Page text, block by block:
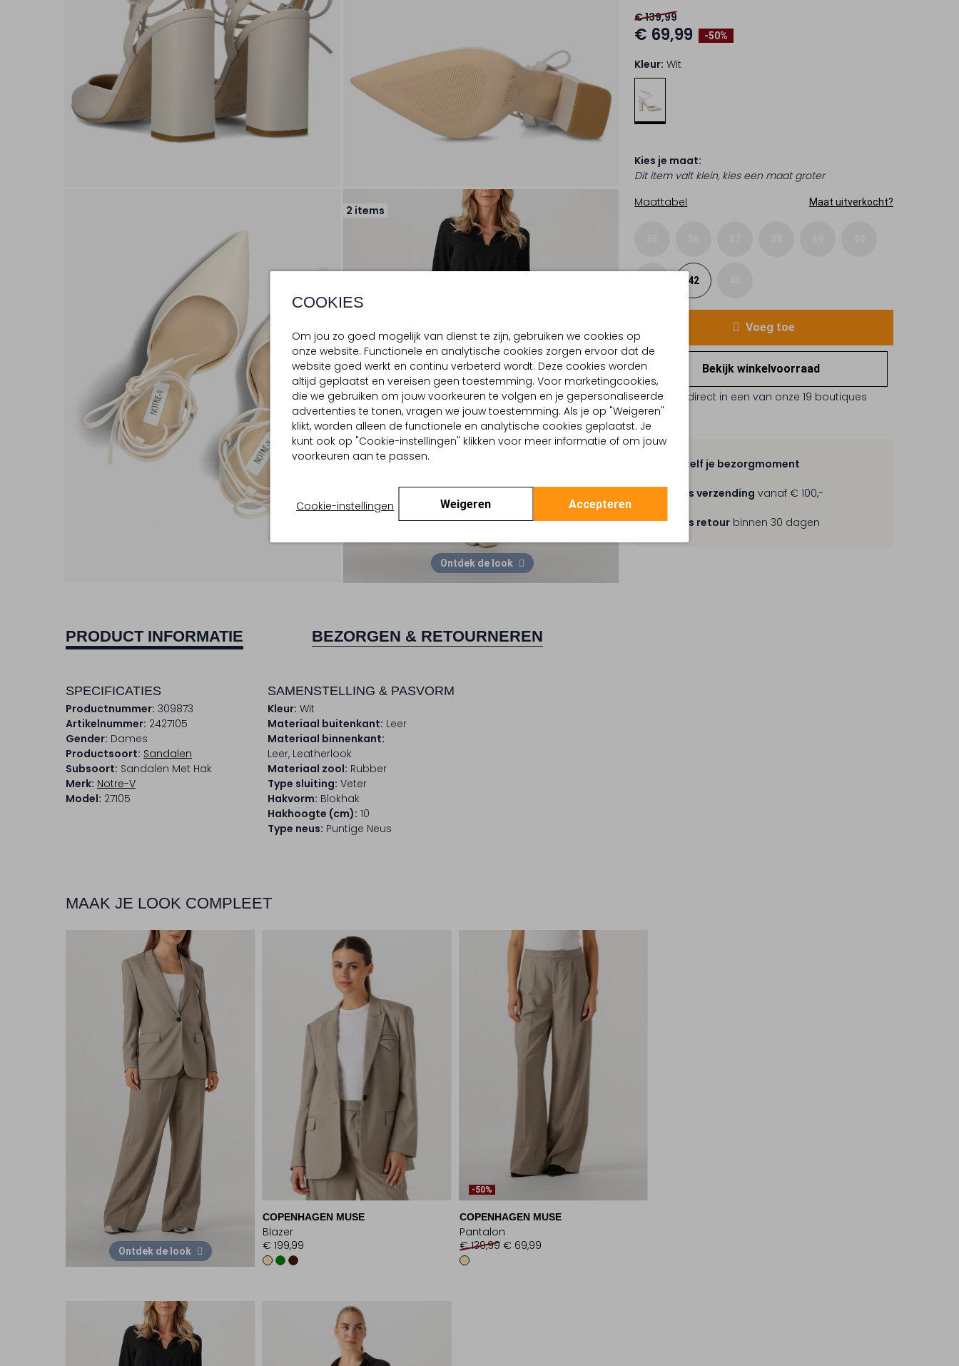
COOKIES
Om jou zo goed mogelijk van dienst te zijn, gebruiken we cookies op
onze website. Functionele en analytische cookies zorgen ervoor dat de
website goed werkt en continu verbeterd wordt. Deze cookies worden
altijd geplaatst en vereisen geen toestemming. Voor marketingcookies,
die we gebruiken om jouw voorkeuren te volgen en je gepersonaliseerde
advertenties te tonen, vragen we jouw toestemming. Als je op "Weigeren"
klikt, worden alleen de functionele en analytische cookies geplaatst. Je
kunt ook op "Cookie-instellingen" klikken voor meer informatie of om jouw
voorkeuren aan te passen.
Cookie-instellingen Weigeren Accepteren
2 items
Ontdek de look
-50%
€ 139,99
€ 69,99
Kleur: Wit
Kies je maat:
Dit item valt klein, kies een maat groter
Maattabel
Maat uitverkocht?
42
Voeg toe
Bekijk winkelvoorraad
Reserveer direct in een van onze 19 boutiques
Kies zelf je bezorgmoment
Gratis verzending vanaf € 100,-
Gratis retour binnen 30 dagen
PRODUCT INFORMATIE BEZORGEN & RETOURNEREN
SPECIFICATIES
Productnummer: 309873
Artikelnummer: 2427105
Gender: Dames
Productsoort: Sandalen
Subsoort: Sandalen Met Hak
Merk: Notre-V
Model: 27105
SAMENSTELLING & PASVORM
Kleur: Wit
Materiaal buitenkant: Leer
Materiaal binnenkant:
Leer, Leatherlook
Materiaal zool: Rubber
Type sluiting: Veter
Hakvorm: Blokhak
Hakhoogte (cm): 10
Type neus: Puntige Neus
MAAK JE LOOK COMPLEET
Ontdek de look
COPENHAGEN MUSE
Blazer
€ 199,99
-50%
COPENHAGEN MUSE
Pantalon
€ 139,99 € 69,99